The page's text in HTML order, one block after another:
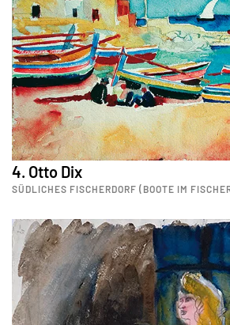
4. Otto Dix
SÜDLICHES FISCHERDORF (BOOTE IM